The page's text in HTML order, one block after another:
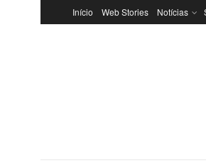
Início Web Stories Notícias